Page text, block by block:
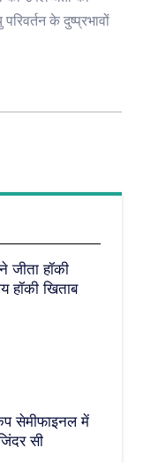
के दुष्प्रभावों
जीता हॉकी
हॉकी खिताब
सेमीफाइनल में
सी